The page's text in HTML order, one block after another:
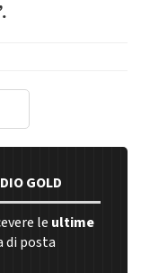
GOLD
le ultime
di posta